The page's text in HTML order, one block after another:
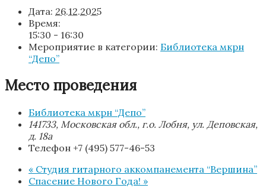
Дата: 26.12.2025
Время:
15:30 - 16:30
Мероприятие в категории: Библиотека мкрн
“Депо”
Место проведения
Библиотека мкрн “Депо”
141733, Московская обл., г.о. Лобня, ул. Деповская,
д. 18а
Телефон +7 (495) 577-46-53
« Студия гитарного аккомпанемента “Вершина”
Спасение Нового Года! »